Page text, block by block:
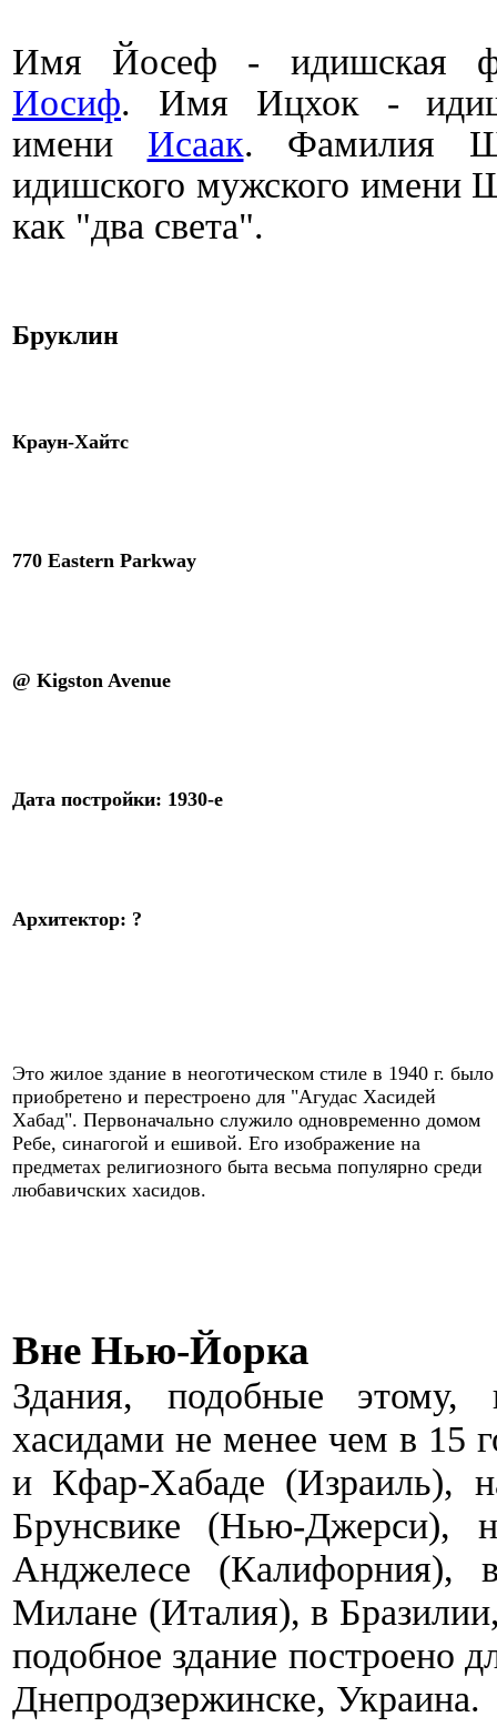
Имя Йосеф - идишская
Иосиф. Имя Ицхок -
имени Исаак. Фамилия
идишского мужского имени
как "два света".
Бруклин
Краун-Хайтс
770 Eastern Parkway
@ Kigston Avenue
Дата постройки: 1930-е
Архитектор: ?
Это жилое здание в неоготическом стиле в 1940 г. было
приобретено и перестроено для "Агудас Хасидей
Хабад". Первоначально служило одновременно домом
Ребе, синагогой и ешивой. Его изображение на
предметах религиозного быта весьма популярно среди
любавичских хасидов.
Вне Нью-Йорка
Здания, подобные этому,
хасидами не менее чем в 15
и Кфар-Хабаде (Израиль),
Брунсвике (Нью-Джерси),
Анджелесе (Калифорния),
Милане (Италия), в Бразилии
подобное здание построено
Днепродзержинске, Украина.